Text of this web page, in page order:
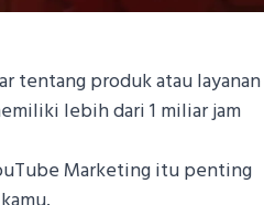
tentang produk atau layanan
lebih dari 1 miliar jam
Marketing itu penting